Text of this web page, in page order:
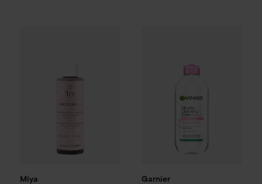
Miya Garnier